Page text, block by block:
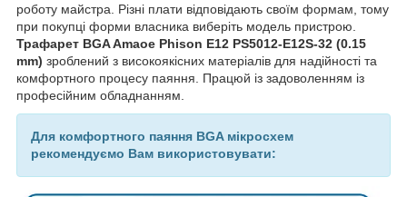
роботу майстра. Різні плати відповідають своїм формам, тому
при покупці форми власника виберіть модель пристрою.
Трафарет BGA Amaoe Phison E12 PS5012-E12S-32 (0.15
mm) зроблений з високоякісних матеріалів для надійності та
комфортного процесу паяння. Працюй із задоволенням із
професійним обладнанням.
Для комфортного паяння BGA мікросхем
рекомендуємо Вам використовувати: